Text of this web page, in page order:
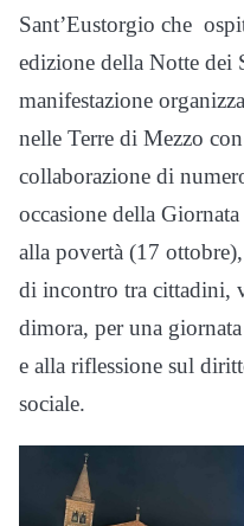
Sant’Eustorgio che
edizione della Notte dei
manifestazione
nelle Terre di Mezzo
collaborazione di
occasione della
alla povertà (17
di incontro tra cittadini,
dimora, per una
e alla riflessione sul
sociale.